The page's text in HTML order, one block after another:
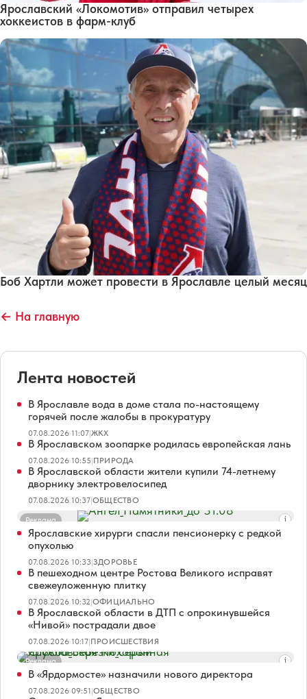
Ярославский «Локомотив» отправил четырех
хоккеистов в фарм-клуб
Боб Хартли может провести в Ярославле целый месяц
← На главную
Лента новостей
В Ярославле вода в доме стала по-настоящему
горячей после жалобы в прокуратуру
07.08.2026 11:07|ЖКХ
В Ярославском зоопарке родилась европейская лань
07.08.2026 10:55|ПРИРОДА
В Ярославской области жители купили 74-летнему
дворнику электровелосипед
07.08.2026 10:37|ОБЩЕСТВО
Реклама
Ярославские хирурги спасли пенсионерку с редкой
опухолью
07.08.2026 10:33|ЗДОРОВЬЕ
В пешеходном центре Ростова Великого исправят
свежеуложенную плитку
07.08.2026 10:32|ОФИЦИАЛЬНО
В Ярославской области в ДТП с опрокинувшейся
«Нивой» пострадали двое
07.08.2026 10:17|ПРОИСШЕСТВИЯ
Реклама
В «Ярдормосте» назначили нового директора
07.08.2026 09:51|ОБЩЕСТВО